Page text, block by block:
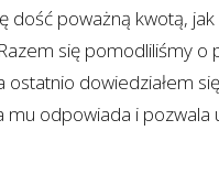
dość poważną kwotą,
się pomodliliśmy o
ostatnio dowiedziałem
mu odpowiada i pozwala